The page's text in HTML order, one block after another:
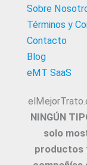
Sobre
Términos y
Contacto
Blog
eMT SaaS
NINGÚN
solo
productos